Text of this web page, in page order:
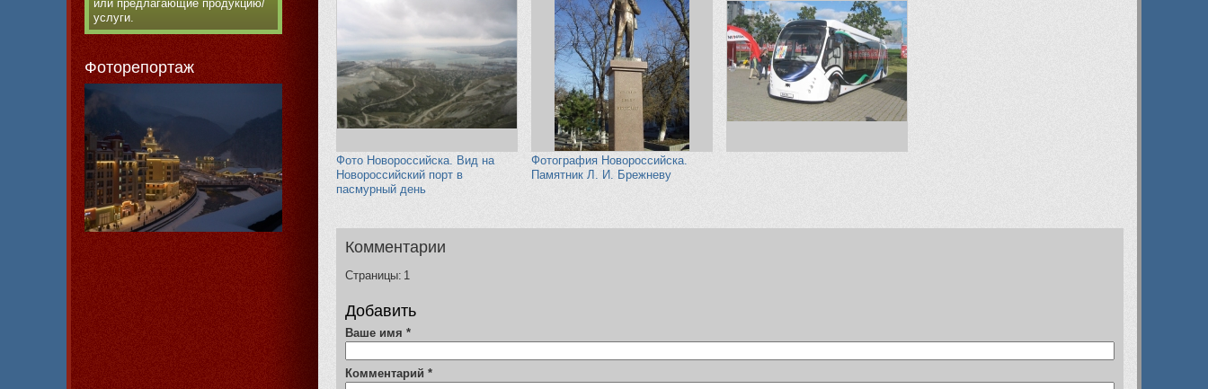
Фото Новороссийска. Вид на
Новороссийский порт в
пасмурный день
Фотография Новороссийска.
Памятник Л. И. Брежневу
Комментарии
Страницы: 1
Добавить
Ваше имя *
Комментарий *
или предлагающие продукцию/
услуги.
Фоторепортаж